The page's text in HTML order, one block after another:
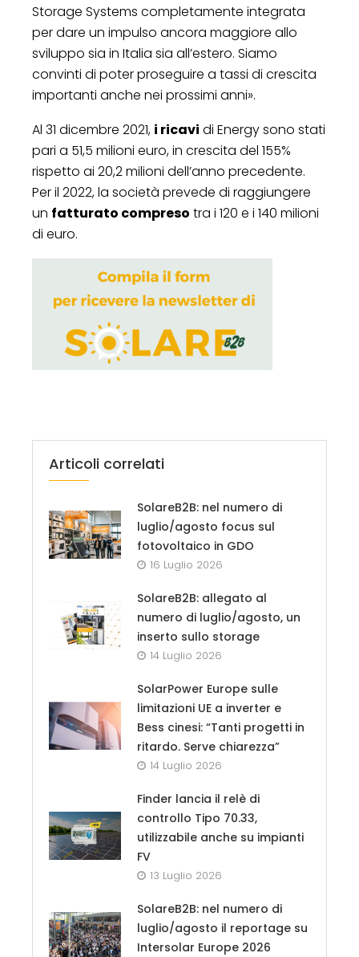
Storage Systems completamente integrata
per dare un impulso ancora maggiore allo
sviluppo sia in Italia sia all’estero. Siamo
convinti di poter proseguire a tassi di crescita
importanti anche nei prossimi anni».
Al 31 dicembre 2021, i ricavi di Energy sono stati
pari a 51,5 milioni euro, in crescita del 155%
rispetto ai 20,2 milioni dell’anno precedente.
Per il 2022, la società prevede di raggiungere
un fatturato compreso tra i 120 e i 140 milioni
di euro.
Articoli correlati
SolareB2B: nel numero di
luglio/agosto focus sul
fotovoltaico in GDO
16 Luglio 2026
SolareB2B: allegato al
numero di luglio/agosto, un
inserto sullo storage
14 Luglio 2026
SolarPower Europe sulle
limitazioni UE a inverter e
Bess cinesi: “Tanti progetti in
ritardo. Serve chiarezza”
14 Luglio 2026
Finder lancia il relè di
controllo Tipo 70.33,
utilizzabile anche su impianti
FV
13 Luglio 2026
SolareB2B: nel numero di
luglio/agosto il reportage su
Intersolar Europe 2026